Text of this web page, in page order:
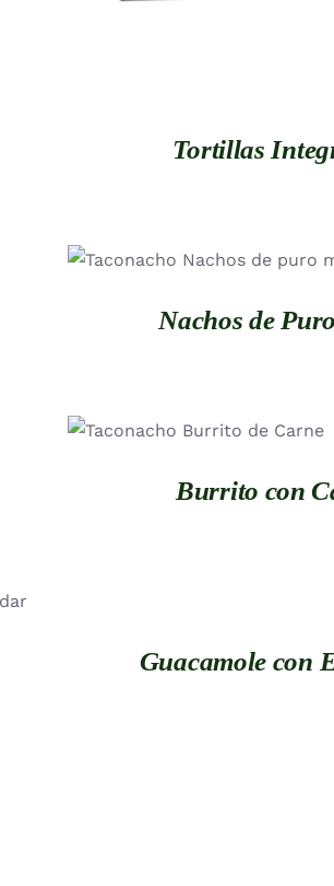
Tortillas
QUICK VIEW
Nachos de
QUICK VIEW
Burrito con
Guacamole con